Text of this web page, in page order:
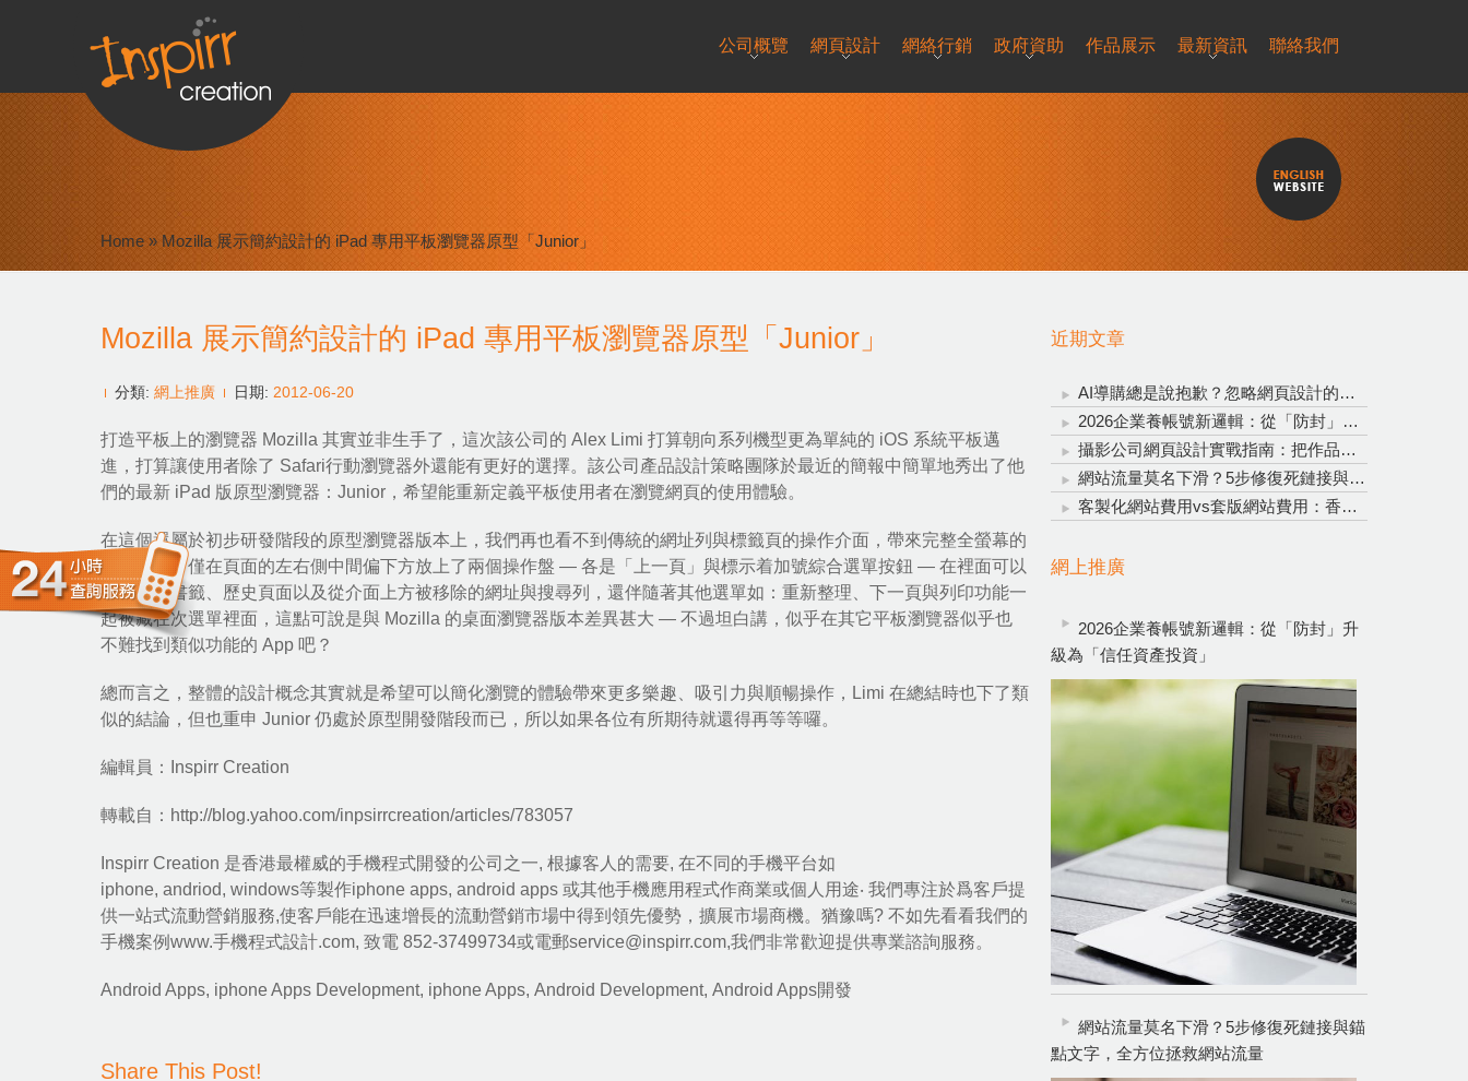
公司概覽 網頁設計 網絡行銷 政府資助 作品展示 最新資訊 聯絡我們
Home» Mozilla 展示簡約設計的 iPad 專用平板瀏覽器原型「Junior」
近期文章
AI導購總是說抱歉？忽略網頁設計的重要性，再聰明的AI也救不了轉換率！
2026企業養帳號新邏輯：從「防封」升級為「信任資產投資」
攝影公司網頁設計實戰指南：把作品變成穩定接單的完整系統
網站流量莫名下滑？5步修復死鏈接與錨點文字，全方位拯救網站流量
客製化網站費用vs套版網站費用：香港企業網頁設計明智投資指南
網上推廣
2026企業養帳號新邏輯：從「防封」升
級為「信任資產投資」
網站流量莫名下滑？5步修復死鏈接與錨
點文字，全方位拯救網站流量
Mozilla 展示簡約設計的 iPad 專用平板瀏覽器原型「Junior」
分類: 網上推廣 日期: 2012-06-20
打造平板上的瀏覽器 Mozilla 其實並非生手了，這次該公司的 Alex Limi 打算朝向系列機型更為單純的 iOS 系統平板邁
進，打算讓使用者除了 Safari行動瀏覽器外還能有更好的選擇。該公司產品設計策略團隊於最近的簡報中簡單地秀出了他
們的最新 iPad 版原型瀏覽器：Junior，希望能重新定義平板使用者在瀏覽網頁的使用體驗。
在這個還屬於初步研發階段的原型瀏覽器版本上，我們再也看不到傳統的網址列與標籤頁的操作介面，帶來完整全螢幕的
使用體驗，僅在頁面的左右側中間偏下方放上了兩個操作盤 — 各是「上一頁」與標示着加號綜合選單按鈕 — 在裡面可以
找到最愛書籤、歷史頁面以及從介面上方被移除的網址與搜尋列，還伴隨著其他選單如：重新整理、下一頁與列印功能一
起被藏在次選單裡面，這點可說是與 Mozilla 的桌面瀏覽器版本差異甚大 — 不過坦白講，似乎在其它平板瀏覽器似乎也
不難找到類似功能的 App 吧？
總而言之，整體的設計概念其實就是希望可以簡化瀏覽的體驗帶來更多樂趣、吸引力與順暢操作，Limi 在總結時也下了類
似的結論，但也重申 Junior 仍處於原型開發階段而已，所以如果各位有所期待就還得再等等囉。
編輯員：Inspirr Creation
轉載自： http://blog.yahoo.com/inpsirrcreation/articles/783057
Inspirr Creation 是香港最權威的手機程式開發的公司之一, 根據客人的需要, 在不同的手機平台如
iphone, andriod, windows等製作iphone apps, android apps 或其他手機應用程式作商業或個人用途‧ 我們專注於爲客戶提
供一站式流動營銷服務,使客戶能在迅速增長的流動營銷市場中得到領先優勢，擴展市場商機。猶豫嗎? 不如先看看我們的
手機案例www.手機程式設計.com, 致電 852-37499734或電郵service@inspirr.com,我們非常歡迎提供專業諮詢服務。
Android Apps, iphone Apps Development, iphone Apps, Android Development, Android Apps開發
Share This Post!